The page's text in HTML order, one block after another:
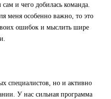
сам и чего добилась команда.
меня особенно важно, то это
ошибок и мыслить шире
специалистов, но и активно
У нас сильная программа